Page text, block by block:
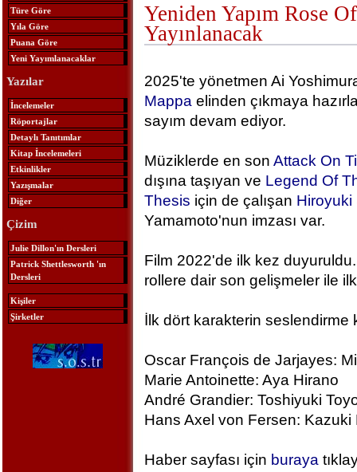
Türe Göre
Yıla Göre
Puana Göre
Yeni Yayımlanacaklar
Yazılar
İncelemeler
Röportajlar
Detaylı Tanıtımlar
Kitap İncelemeleri
Etkinlikler
Yazışmalar
Diğer
Çizim
Julie Dillon'ın Dersleri
Patrick Shettlesworth 'ın
Dersleri
Kişiler
Şirketler
Yeniden Yapım Rose
Yayınlanacak
2025'te yönetmen Ai
Mappa elinden çıkmaya
sayım devam ediyor.
Müziklerde en son Attack On
dışına taşıyan ve Legend Of
Thesis için de çalışan Hiroyuki
Yamamoto'nun imzası var.
Film 2022'de ilk kez
rollere dair son gelişmeler ile ilk
İlk dört karakterin seslendirme
Oscar François de Jarjayes:
Marie Antoinette: Aya Hirano
André Grandier: Toshiyuki
Hans Axel von Fersen: Kazuki
Haber sayfası için buraya